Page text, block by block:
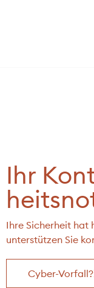
Ihr
Ihre Sicherheit hat
unterstützen Sie
Cyber-Vorfall?